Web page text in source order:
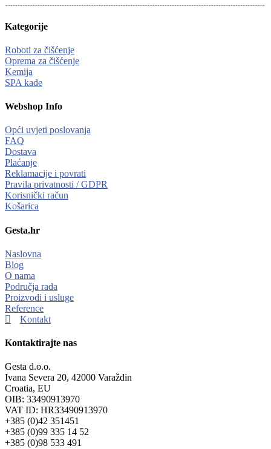
Kategorije
Roboti za čišćenje
Oprema za čišćenje
Kemija
SPA kade
Webshop Info
Opći uvjeti poslovanja
FAQ
Dostava
Plaćanje
Reklamacije i povrati
Pravila privatnosti / GDPR
Korisnički račun
Košarica
Gesta.hr
Naslovna
Blog
O nama
Područja rada
Proizvodi i usluge
Reference
Kontakt
Kontaktirajte nas
Gesta d.o.o.
Ivana Severa 20, 42000 Varaždin
Croatia, EU
OIB: 33490913970
VAT ID: HR33490913970
+385 (0)42 351451
+385 (0)99 335 14 52
+385 (0)98 533 491